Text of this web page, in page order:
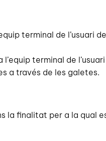
terminal de
l’equip terminal de
a través de les galetes.
la finalitat per a la